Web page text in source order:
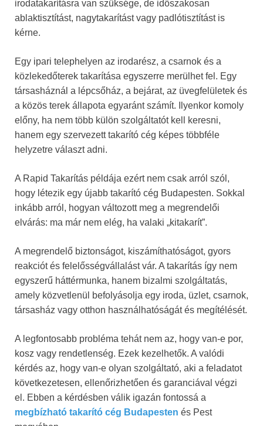
irodatakarításra van szüksége, de időszakosan
ablaktisztítást, nagytakarítást vagy padlótisztítást is
kérne.
Egy ipari telephelyen az irodarész, a csarnok és a
közlekedőterek takarítása egyszerre merülhet fel. Egy
társasháznál a lépcsőház, a bejárat, az üvegfelületek és
a közös terek állapota egyaránt számít. Ilyenkor komoly
előny, ha nem több külön szolgáltatót kell keresni,
hanem egy szervezett takarító cég képes többféle
helyzetre választ adni.
A Rapid Takarítás példája ezért nem csak arról szól,
hogy létezik egy újabb takarító cég Budapesten. Sokkal
inkább arról, hogyan változott meg a megrendelői
elvárás: ma már nem elég, ha valaki „kitakarít”.
A megrendelő biztonságot, kiszámíthatóságot, gyors
reakciót és felelősségvállalást vár. A takarítás így nem
egyszerű háttérmunka, hanem bizalmi szolgáltatás,
amely közvetlenül befolyásolja egy iroda, üzlet, csarnok,
társasház vagy otthon használhatóságát és megítélését.
A legfontosabb probléma tehát nem az, hogy van-e por,
kosz vagy rendetlenség. Ezek kezelhetők. A valódi
kérdés az, hogy van-e olyan szolgáltató, aki a feladatot
következetesen, ellenőrizhetően és garanciával végzi
el. Ebben a kérdésben válik igazán fontossá a
megbízható takarító cég Budapesten és Pest